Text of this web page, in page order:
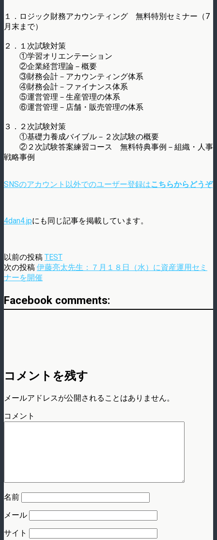
１．ロジック財務アカウンティング 無料特別セミナー（7
月末まで）
２．１次試験対策
①学習オリエンテーション
②企業経営理論－概要
③財務会計－アカウンティング体系
④財務会計－ファイナンス体系
⑤運営管理－生産管理の体系
⑥運営管理－店舗・販売管理の体系
３．２次試験対策
①基礎力養成バイブル－２次試験の概要
②２次試験答案練習コース 無料特典事例－組織・人事
戦略事例
SNSのアカウント以外でのユーザー登録はこちらからどうぞ
4dan4.jpにも同じ記事を掲載しています。
以前の投稿 TEST
次の投稿 伊藤亮太先生：７月１８日（水）に資産運用セミ
ナーを開催
Facebook comments:
コメントを残す
メールアドレスが公開されることはありません。
コメント
名前
メール
サイト